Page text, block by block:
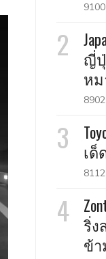
ญี่
หม
เ
ริ่ง
ข้